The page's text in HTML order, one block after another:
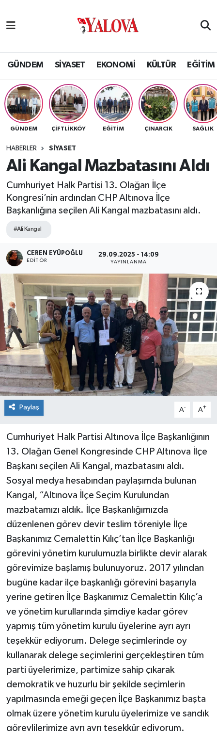
GÜNDEM SİYASET EKONOMİ KÜLTÜR EĞİTİM
GÜNDEM ÇİFTLİKKÖY EĞİTİM ÇINARCIK SAĞLIK
HABERLER SİYASET
Ali Kangal Mazbatasını Aldı
Cumhuriyet Halk Partisi 13. Olağan İlçe
Kongresi’nin ardından CHP Altınova İlçe
Başkanlığına seçilen Ali Kangal mazbatasını aldı.
#Ali Kangal
CEREN EYÜPOĞLU
EDITÖR
29.09.2025 - 14:09
YAYINLANMA
Paylaş A- A+
Cumhuriyet Halk Partisi Altınova İlçe Başkanlığının
13. Olağan Genel Kongresinde CHP Altınova İlçe
Başkanı seçilen Ali Kangal, mazbatasını aldı.
Sosyal medya hesabından paylaşımda bulunan
Kangal, “Altınova İlçe Seçim Kurulundan
mazbatamızı aldık. İlçe Başkanlığımızda
düzenlenen görev devir teslim töreniyle İlçe
Başkanımız Cemalettin Kılıç’tan İlçe Başkanlığı
görevini yönetim kurulumuzla birlikte devir alarak
görevimize başlamış bulunuyoruz. 2017 yılından
bugüne kadar ilçe başkanlığı görevini başarıyla
yerine getiren İlçe Başkanımız Cemalettin Kılıç’a
ve yönetim kurullarında şimdiye kadar görev
yapmış tüm yönetim kurulu üyelerine ayrı ayrı
teşekkür ediyorum. Delege seçimlerinde oy
kullanarak delege seçimlerini gerçekleştiren tüm
parti üyelerimize, partimize sahip çıkarak
demokratik ve huzurlu bir şekilde seçimlerin
yapılmasında emeği geçen İlçe Başkanımız başta
olmak üzere yönetim kurulu üyelerimize ve sandık
görevlilerimize ayrı ayrı teşekkür ediyorum.
SİYASET
EKONOMİ
KÜLTÜR
BİLİM VE TEKNOLOJİ
ASAYİŞ
SAĞLIK
SPOR
ULUSAL
İLÇELERİMİZ
RESMİ İLAN
Yalova Nöbetçi Eczaneler
Yalova Hava Durumu
Yalova Namaz Vakitleri
Yalova Trafik Yoğunluk Haritası
Tüm Manşetler
Son Dakika Haberleri
Haber Arşivi